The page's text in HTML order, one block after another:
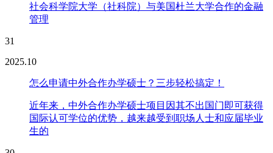
社会科学院大学（社科院）与美国杜兰大学合作的金融
管理
31
2025.10
怎么申请中外合作办学硕士？三步轻松搞定！
近年来，中外合作办学硕士项目因其不出国门即可获得
国际认可学位的优势，越来越受到职场人士和应届毕业
生的